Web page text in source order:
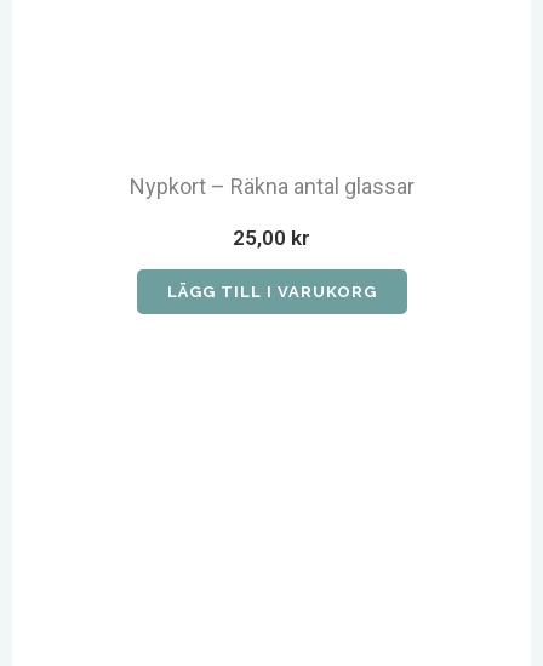
Nypkort – Räkna antal glassar
25,00 kr
LÄGG TILL I VARUKORG